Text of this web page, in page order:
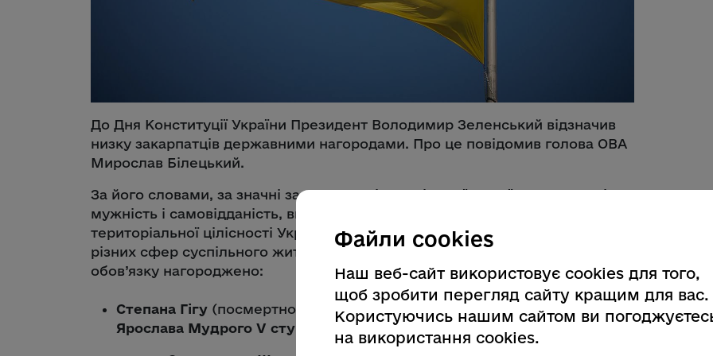
До Дня Конституції України Президент Володимир Зеленський відзначив
низку закарпатців державними нагородами. Про це повідомив голова ОВА
Мирослав Білецький.
За його словами, за значні заслуги у зміцненні української державності,
мужність і самовідданість, виявлені у захисті суверенітету та
територіальної цілісності України, вагомий особистий внесок у розвиток
різних сфер суспільного життя, сумлінне виконання професійного
обов’язку нагороджено:
Степана Гігу (посмертно) – співака, композитора
орденом князя
Ярослава Мудрого V ступеня
Файли cookies
Наш веб-сайт використовує cookies для того,
щоб зробити перегляд сайту кращим для вас.
Користуючись нашим сайтом ви
на використання cookies.